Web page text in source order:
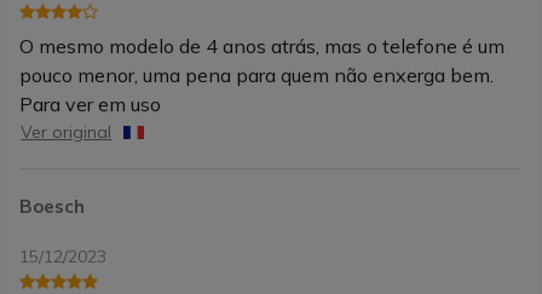
O mesmo modelo de 4 anos atrás, mas o telefone é um
pouco menor, uma pena para quem não enxerga bem.
Para ver em uso
Ver original
Boesch
15/12/2023